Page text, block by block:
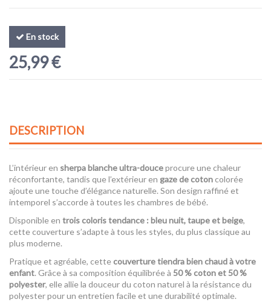
En stock
25,99 €
DESCRIPTION
L’intérieur en sherpa blanche ultra-douceprocure une chaleur
réconfortante, tandis que l’extérieur en gaze de cotoncolorée
ajoute une touche d’élégance naturelle. Son design raffiné et
intemporel s’accorde à toutes les chambres de bébé.
Disponible en trois coloris tendance : bleu nuit, taupe et beige,
cette couverture s’adapte à tous les styles, du plus classique au
plus moderne.
Pratique et agréable, cette couverture tiendra bien chaud à votre
enfant. Grâce à sa composition équilibrée à 50 % coton et 50 %
polyester, elle allie la douceur du coton naturel à la résistance du
polyester pour un entretien facile et une durabilité optimale.